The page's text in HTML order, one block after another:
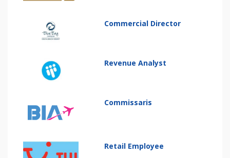
Commercial Director
Revenue Analyst
Commissaris
Retail Employee